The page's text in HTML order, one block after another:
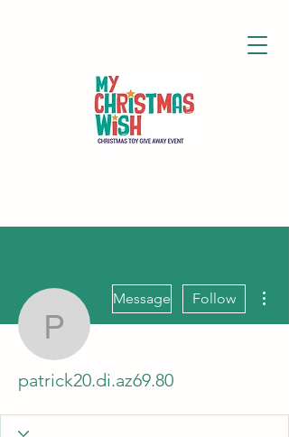
Message Follow
patrick20.di.az69.80